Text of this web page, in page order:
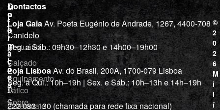
M
i
l
í
c
i
a
“
D
e
L
o
j
a
Vestuário
Calçado
Equipamento
Tático
Cutelaria e
I
n
f
o
r
m
a
ç
õ
e
s
Sobre
Contactos
Loja GaiaAv. Poeta Eugénio de Andrade, 1267, 4400-708
Canidelo
Seg. a Sáb.: 09h30–12h30 e 14h00–19h00
Loja LisboaAv. do Brasil, 200A, 1700-079 Lisboa
Seg. a Qui.: 10h–19h | Sex. e Sáb.: 10h–13h e 14h–19h
222 083 130 (chamada para rede fixa nacional)
©
2
0
2
6
M
i
l
í